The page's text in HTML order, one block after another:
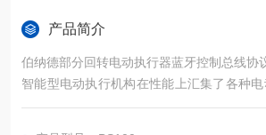
产品简介
伯纳德部分回转电动执行器蓝牙控制总线协
智能型电动执行机构在性能上汇集了各种
能和技术参数，用户可以根据系统不同的